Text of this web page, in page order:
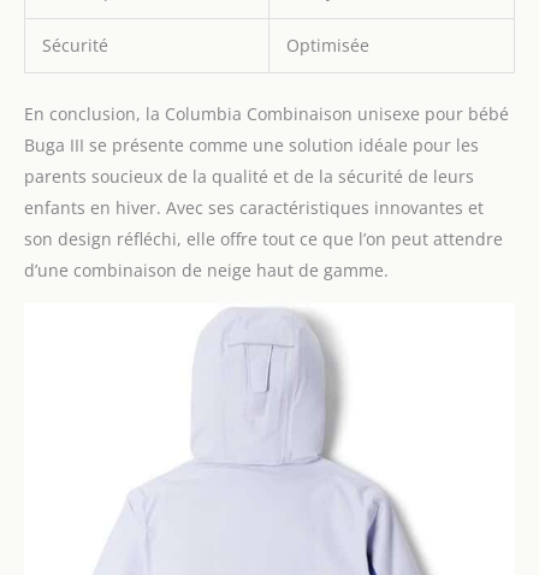
Sécurité Optimisée
En conclusion, la Columbia Combinaison unisexe pour bébé
Buga III se présente comme une solution idéale pour les
parents soucieux de la qualité et de la sécurité de leurs
enfants en hiver. Avec ses caractéristiques innovantes et
son design réfléchi, elle offre tout ce que l’on peut attendre
d’une combinaison de neige haut de gamme.